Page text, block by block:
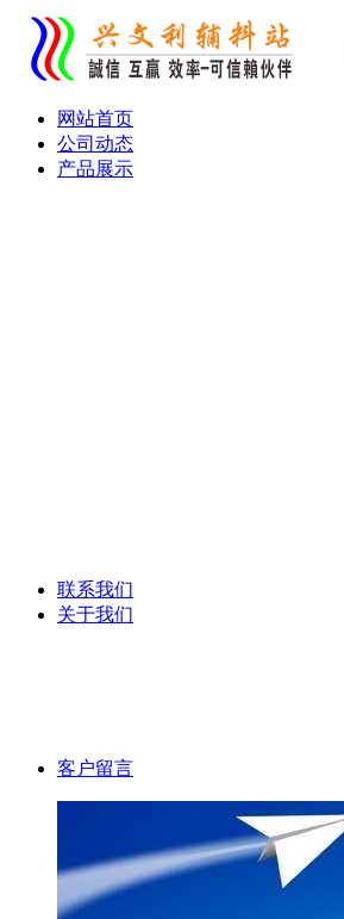
网站首页
公司动态
产品展示
联系我们
关于我们
客户留言